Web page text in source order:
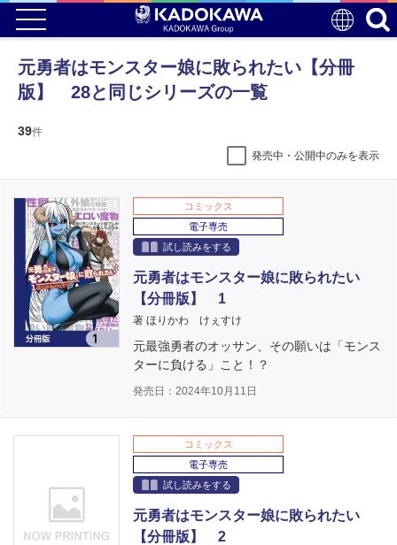
元勇者はモンスター娘に敗られたい【分冊
版】 28と同じシリーズの一覧
39件
発売中・公開中のみを表示
コミックス
電子専売
試し読みをする
元勇者はモンスター娘に敗られたい
【分冊版】 1
著 ほりかわ けぇすけ
元最強勇者のオッサン、その願いは「モンス
ターに負ける」こと！？
発売日：2024年10月11日
コミックス
電子専売
試し読みをする
元勇者はモンスター娘に敗られたい
【分冊版】 2